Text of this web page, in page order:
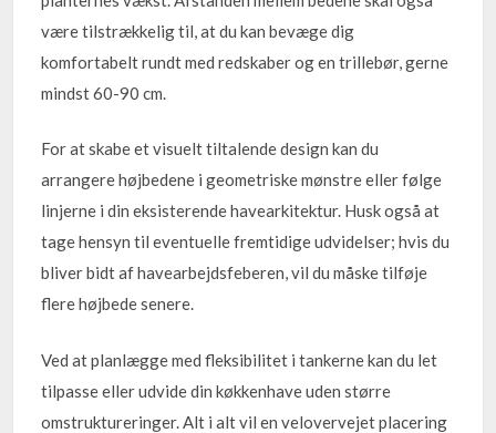
være tilstrækkelig til, at du kan bevæge dig
komfortabelt rundt med redskaber og en trillebør, gerne
mindst 60-90 cm.
For at skabe et visuelt tiltalende design kan du
arrangere højbedene i geometriske mønstre eller følge
linjerne i din eksisterende havearkitektur. Husk også at
tage hensyn til eventuelle fremtidige udvidelser; hvis du
bliver bidt af havearbejdsfeberen, vil du måske tilføje
flere højbede senere.
Ved at planlægge med fleksibilitet i tankerne kan du let
tilpasse eller udvide din køkkenhave uden større
omstruktureringer. Alt i alt vil en velovervejet placering